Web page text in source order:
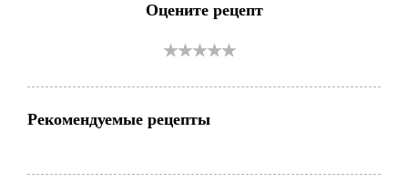
Оцените рецепт
Рекомендуемые рецепты